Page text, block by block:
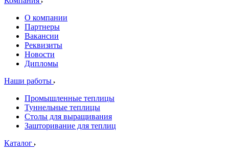
О компании
Партнеры
Вакансии
Реквизиты
Новости
Дипломы
Наши работы
Промышленные теплицы
Туннельные теплицы
Столы для выращивания
Зашторивание для теплиц
Каталог